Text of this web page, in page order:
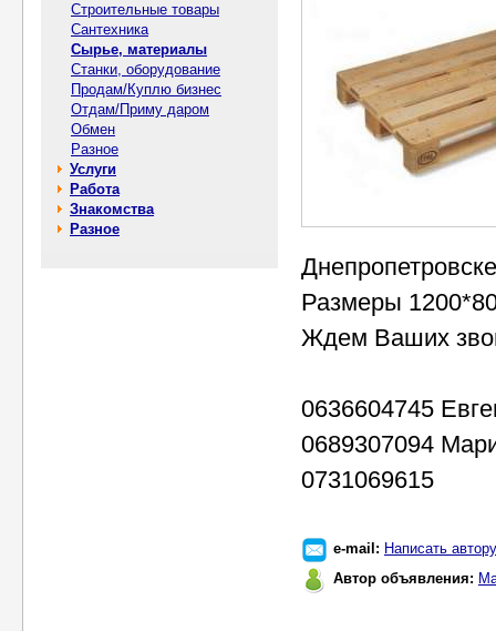
Строительные товары
Сантехника
Сырье, материалы
Станки, оборудование
Продам/Куплю бизнес
Отдам/Приму даром
Обмен
Разное
Услуги
Работа
Знакомства
Разное
Размеры
Ждем Ваших
0636604745
0689307094
0731069615
e-mail: Написать автору
Автор объявления: